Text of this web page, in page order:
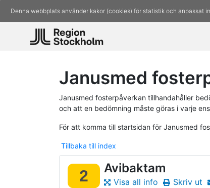
Denna webbplats använder kakor (cookies) för statistik och anpassat
Janusmed
Janusmed fosterpåverkan tillhandahåller
och att en bedömning måste göras i varje
För att komma till startsidan för Janusmed
Tillbaka till index
2 Avibaktam
Visa all info Skriv ut